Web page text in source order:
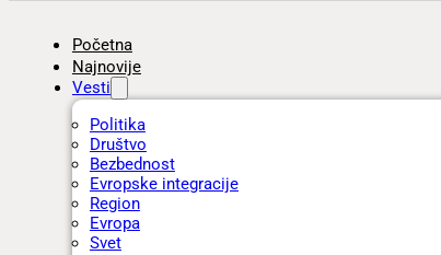
Početna
Najnovije
Vesti
Politika
Društvo
Bezbednost
Evropske integracije
Region
Evropa
Svet